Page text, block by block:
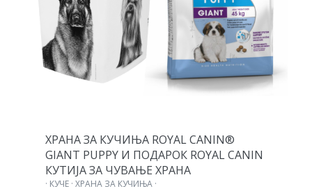
ХРАНА ЗА КУЧИЊА ROYAL CANIN®
GIANT PUPPY И ПОДАРОК ROYAL CANIN
КУТИЈА ЗА ЧУВАЊЕ ХРАНА
· КУЧЕ · ХРАНА ЗА КУЧИЊА ·